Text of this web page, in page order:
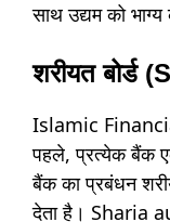
साथ उद्यम को
शरीयत बोर्ड
Islamic
पहले, प्रत्येक बैंक
बैंक का प्रबंधन
देता है। Sharia